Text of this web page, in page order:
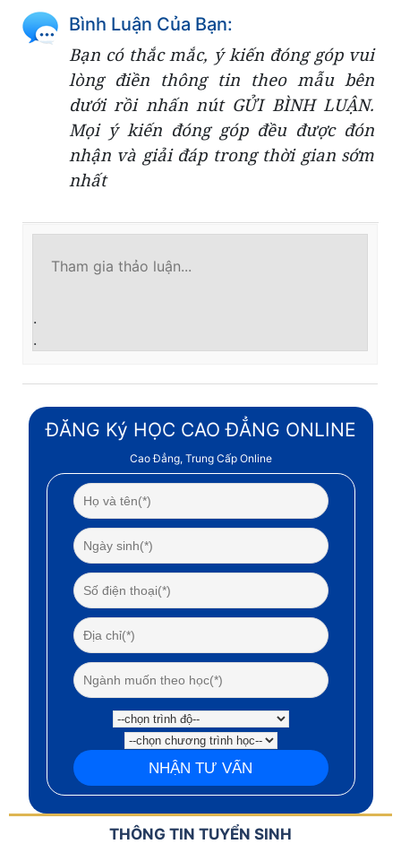
Bình Luận Của Bạn:
Bạn có thắc mắc, ý kiến đóng góp vui
lòng điền thông tin theo mẫu bên
dưới rồi nhấn nút GỬI BÌNH LUẬN.
Mọi ý kiến đóng góp đều được đón
nhận và giải đáp trong thời gian sớm
nhất
.
.
ĐĂNG Ký HỌC CAO ĐẲNG ONLINE
Cao Đẳng, Trung Cấp Online
THÔNG TIN TUYỂN SINH